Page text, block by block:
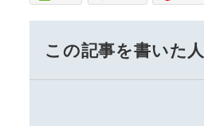
この記事を書いた人